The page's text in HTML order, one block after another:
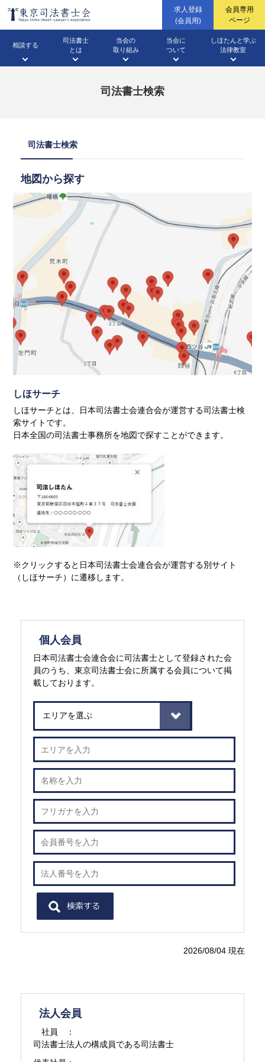
求人登録
(会員用)
会員専用
ページ
相談する
無料相談法律相談
（WEB・面談・電話・出張）
四谷総合相談センター
三多摩総合相談センター
すてっき(調停センター)
司法書士
とは
成年後見
会社・法人の登記
（商業登記）
裁判業務
債務整理
当会の
取り組み
イベント開催案内・開催結果
ファーロの 発刊にあたって 書籍・パンフレット等
オリジナルWEB壁紙 劇団リーガル☆スター活動記録
当会に
ついて
東京司法書士会機構図
しほたんと学ぶ
法律教室
借金のこと
司法書士検索
司法書士検索
地図から探す
しほサーチ
しほサーチとは、日本司法書士会連合会が運営する司法書士検
索サイトです。
日本全国の司法書士事務所を地図で探すことができます。
※クリックすると日本司法書士会連合会が運営する別サイト
（しほサーチ）に遷移します。
個人会員
日本司法書士会連合会に司法書士として登録された会
員のうち、東京司法書士会に所属する会員について掲
載しております。
2026/08/04 現在
法人会員
社員 ：
司法書士法人の構成員である司法書士